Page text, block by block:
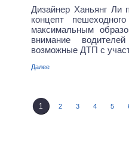
Дизайнер Ханьянг Ли
концепт
максимальным
внимание
возможные ДТП с
Далее
1 2 3 4 5